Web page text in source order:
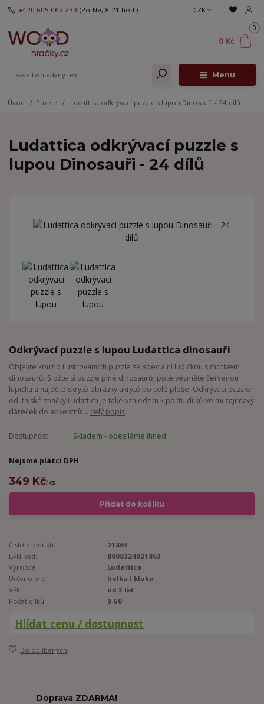
Menu
CZK
+420 605 062 233 (Po-Ne, 8-21 hod.)
0
0 Kč
Úvod Puzzle Ludattica odkrývací puzzle s lupou Dinosauři - 24 dílů
Ludattica odkrývací puzzle s
lupou Dinosauři - 24 dílů
Odkrývací puzzle s lupou Ludattica dinosauři
Objevte kouzlo ilustrovaných puzzle se speciální lupičkou s motivem
dinosaurů. Složte si puzzle plné dinosaurů, poté vezměte červenou
lupičku a najděte skryté obrázky ukryté po celé ploše. Odkrývací puzzle
od italské značky Ludattica je také vzhledem k počtu dílků velmi zajímavý
dáreček do adventníc... celý popis
Dostupnost Skladem - odesíláme ihned
Nejsme plátci DPH
349 Kč/ks
Přidat do košíku
Číslo produktu:
21863
EAN kód:
8008324021863
Výrobce:
Ludattica
Určeno pro:
holku i kluka
Věk:
od 3 let
Počet dílků:
9-50
Hlídat cenu / dostupnost
Do oblíbených
Doprava ZDARMA!